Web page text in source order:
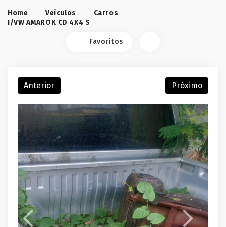
Home Veículos
Carros
I/VW AMAROK CD 4X4 S
Favoritos
Anterior Próximo